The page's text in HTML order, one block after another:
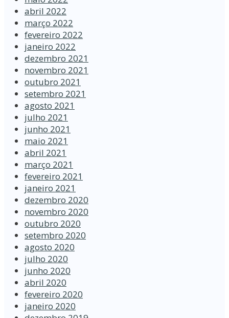
abril 2022
março 2022
fevereiro 2022
janeiro 2022
dezembro 2021
novembro 2021
outubro 2021
setembro 2021
agosto 2021
julho 2021
junho 2021
maio 2021
abril 2021
março 2021
fevereiro 2021
janeiro 2021
dezembro 2020
novembro 2020
outubro 2020
setembro 2020
agosto 2020
julho 2020
junho 2020
abril 2020
fevereiro 2020
janeiro 2020